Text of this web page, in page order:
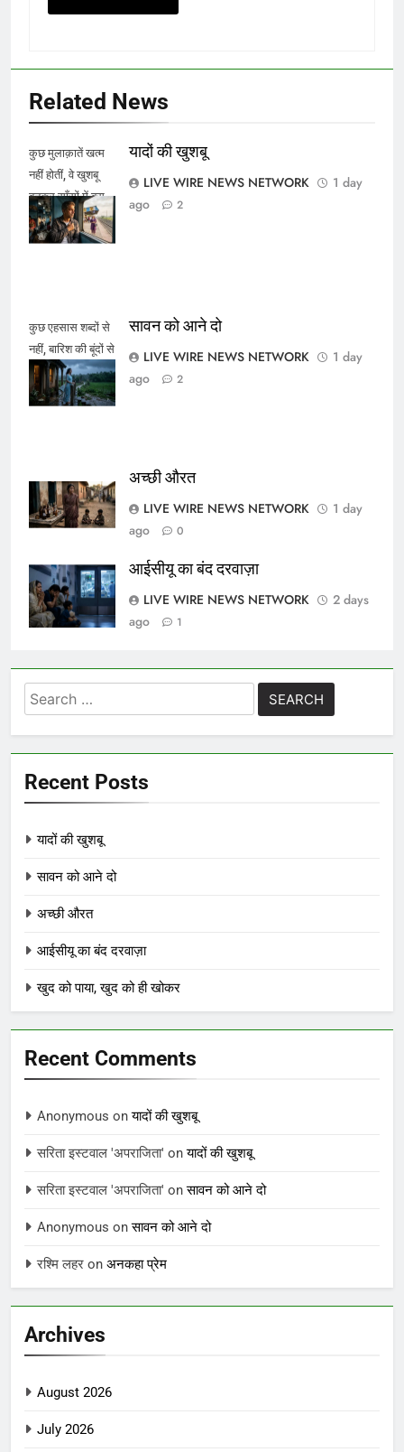
Related News
कुछ मुलाक़ातें खत्म
नहीं होतीं, वे खुशबू
बनकर साँसों में बस
जाती हैं।
यादों की खुशबू
LIVE WIRE NEWS NETWORK
1 day
ago
2
कुछ एहसास शब्दों से
नहीं, बारिश की बूंदों से
कहे जाते हैं।
सावन को आने दो
LIVE WIRE NEWS NETWORK
1 day
ago
2
अच्छी औरत
LIVE WIRE NEWS NETWORK
1 day
ago
0
आईसीयू का बंद दरवाज़ा
LIVE WIRE NEWS NETWORK
2 days
ago
1
Search
for:
Recent Posts
यादों की खुशबू
सावन को आने दो
अच्छी औरत
आईसीयू का बंद दरवाज़ा
खुद को पाया, खुद को ही खोकर
Recent Comments
Anonymous onयादों की खुशबू
सरिता इस्टवाल 'अपराजिता' onयादों की खुशबू
सरिता इस्टवाल 'अपराजिता' onसावन को आने दो
Anonymous onसावन को आने दो
रश्मि लहर on अनकहा प्रेम
Archives
August 2026
July 2026